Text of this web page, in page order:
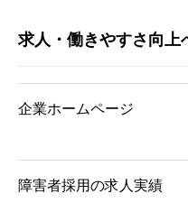
求人・働きやすさ向上
企業ホームページ
障害者採用の求人実績